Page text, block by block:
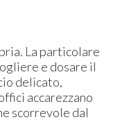
La particolare
e dosare il
delicato,
accarezzano
scorrevole dal